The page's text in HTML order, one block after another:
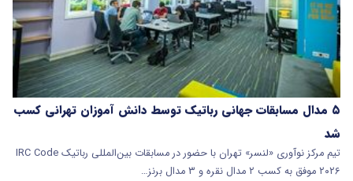
۵ مدال مسابقات جهانی رباتیک توسط دانش آموزان تهرانی کسب
شد
تیم مرکز نوآوری «لنسر» تهران با حضور در مسابقات بین‌المللی رباتیک IRC Code
۲۰۲۶ موفق به کسب ۲ مدال نقره و ۳ مدال برنز…